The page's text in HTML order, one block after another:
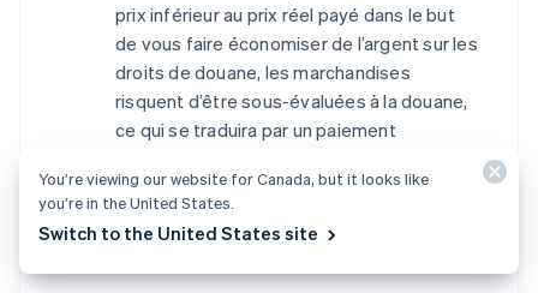
prix inférieur au prix réel payé dans le but
de vous faire économiser de l’argent sur les
droits de douane, les marchandises
risquent d’être sous-évaluées à la douane,
ce qui se traduira par un paiement
de douane applicables. Êtes-vous prêt(e) à
refuser de telles offres de la part de vos
fournisseurs?
You’re viewing our website for Canada, but it looks like
you’re in the United States.
Switch to the United States site